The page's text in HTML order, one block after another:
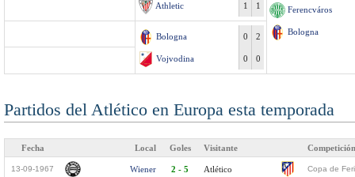
Athletic 1
1 Ferencváros
Bologna
Bologna 2
0
Vojvodina 0
0
Partidos del Atlético en Europa esta temporada
Fecha Local Goles Visitante Competición
13-09-1967 Wiener 2 - 5 Atlético Copa de